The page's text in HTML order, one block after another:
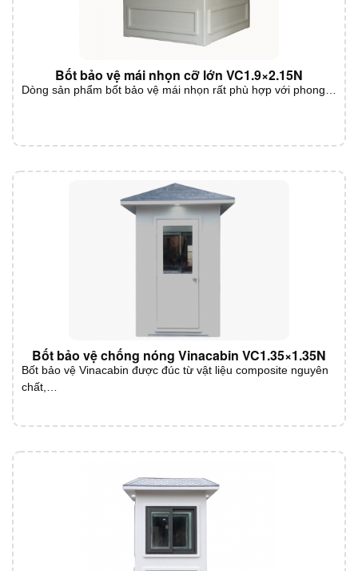
Bốt bảo vệ mái nhọn cỡ lớn VC1.9×2.15N
Dòng sản phẩm bốt bảo vệ mái nhọn rất phù hợp với phong…
Bốt bảo vệ chống nóng Vinacabin VC1.35×1.35N
Bốt bảo vệ Vinacabin được đúc từ vật liệu composite nguyên
chất,…